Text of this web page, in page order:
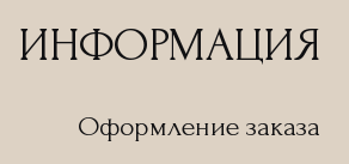
ИНФОРМАЦИЯ
Оформление заказа